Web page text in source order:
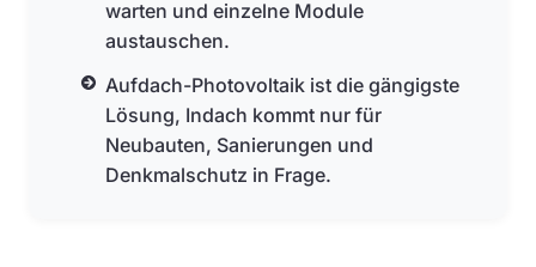
warten und einzelne Module
austauschen.
Aufdach-Photovoltaik ist die gängigste
Lösung, Indach kommt nur für
Neubauten, Sanierungen und
Denkmalschutz in Frage.